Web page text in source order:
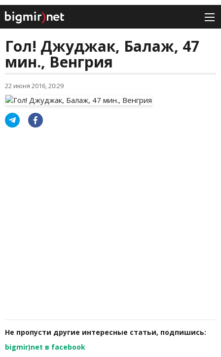
Гол! Джуджак, Балаж, 47
мин., Венгрия
22 июня 2016, 20:29
Не пропусти другие интересные статьи, подпишись:
bigmir)net в facebook